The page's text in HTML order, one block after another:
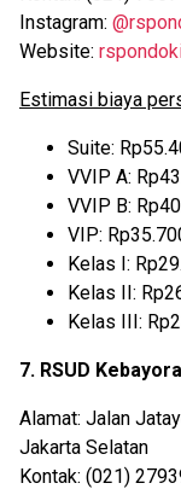
Instagram:
Website:
Estimasi biaya
Suite:
VVIP A:
VVIP B:
VIP:
Kelas I:
Kelas II:
Kelas III:
7. RSUD
Alamat: Jalan
Jakarta Selatan
Kontak: (021)